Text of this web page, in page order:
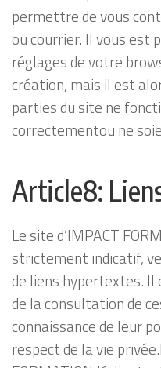
permettre de vous
ou courrier. Il vous est
réglages de votre
création, mais il est
parties du site ne
correctementou ne
Article8:
Le site d’IMPACT
strictement indicatif,
de liens hypertextes.
de la consultation de
connaissance de leur
respect de la vie